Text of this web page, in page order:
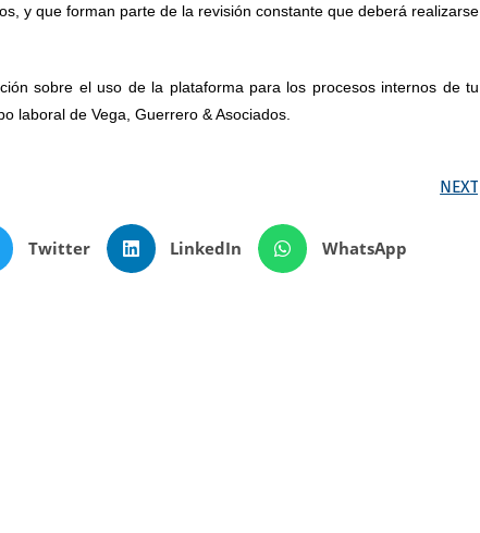
y que forman parte de la revisión constante que deberá realizarse
sobre el uso de la plataforma para los procesos internos de tu
laboral de Vega, Guerrero & Asociados.
NEXT
Twitter LinkedIn WhatsApp